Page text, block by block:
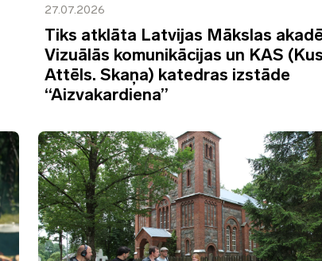
27.07.2026
Tiks atklāta Latvijas Mākslas
Vizuālās komunikācijas un KAS
Attēls. Skaņa) katedras izstāde
“Aizvakardiena”